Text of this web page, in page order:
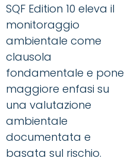
SQF Edition 10 eleva il
monitoraggio
ambientale come
clausola
fondamentale e pone
maggiore enfasi su
una valutazione
ambientale
documentata e
basata sul rischio.